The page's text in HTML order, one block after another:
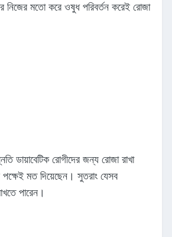
নিজের মতো করে ওষুধ পরিবর্তন করেই রোজা
ডায়াবেটিক রোগীদের জন্য রোজা রাখা
পক্ষেই মত দিয়েছেন। সুতরাং যেসব
পারেন।